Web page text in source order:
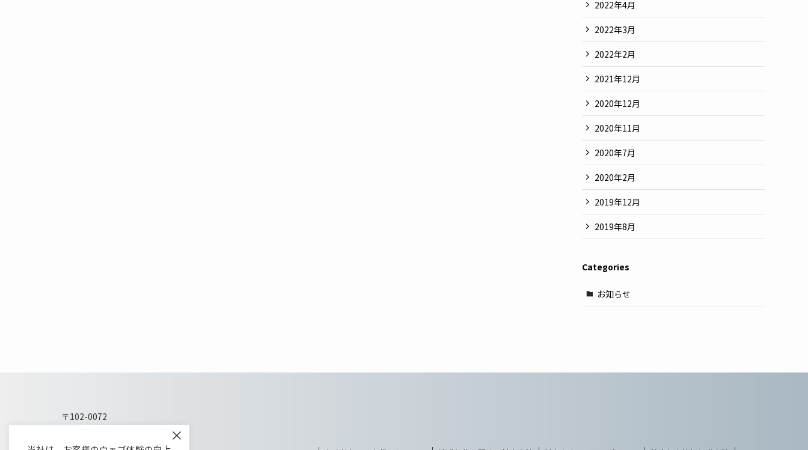
2022年4月
2022年3月
2022年2月
2021年12月
2020年12月
2020年11月
2020年7月
2020年2月
2019年12月
2019年8月
Categories
お知らせ
〒102-0072
教販九段ビル5階
×